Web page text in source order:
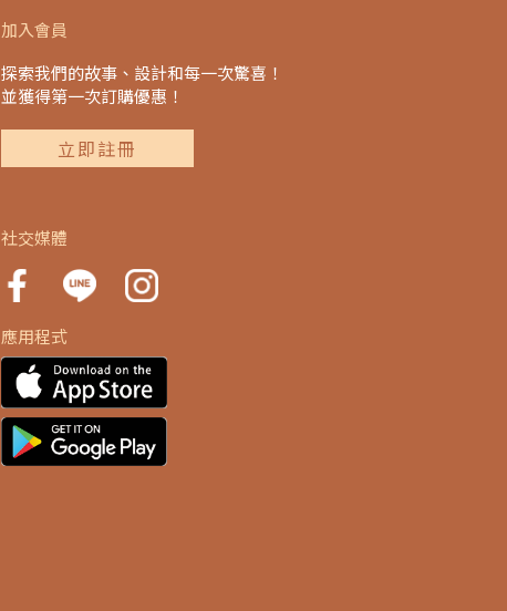
加入會員
探索我們的故事、設計和每一次驚喜！
並獲得第一次訂購優惠！
立即註冊
社交媒體
應用程式